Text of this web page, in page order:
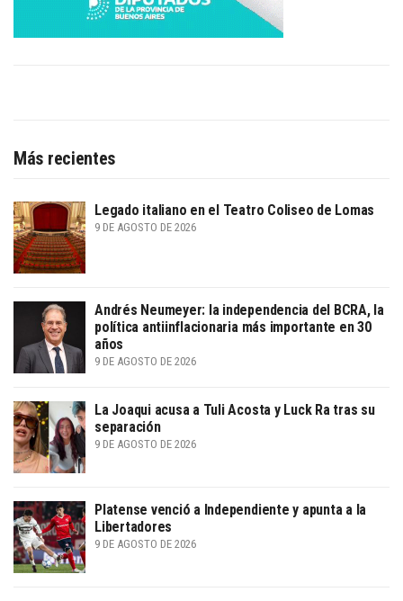
Más recientes
Legado italiano en el Teatro Coliseo de Lomas
9 DE AGOSTO DE 2026
Andrés Neumeyer: la independencia del BCRA, la
política antiinflacionaria más importante en 30
años
9 DE AGOSTO DE 2026
La Joaqui acusa a Tuli Acosta y Luck Ra tras su
separación
9 DE AGOSTO DE 2026
Platense venció a Independiente y apunta a la
Libertadores
9 DE AGOSTO DE 2026